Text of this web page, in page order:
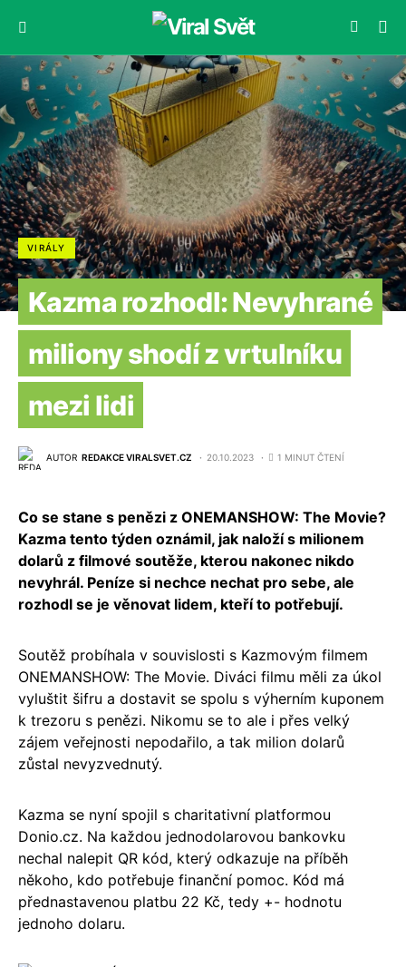
VIRÁLY
Kazma rozhodl: Nevyhrané
miliony shodí z vrtulníku
mezi lidi
AUTOR REDAKCE VIRALSVET.CZ 20.10.2023 1 MINUT ČTENÍ
Co se stane s penězi z ONEMANSHOW: The Movie?
Kazma tento týden oznámil, jak naloží s milionem
dolarů z filmové soutěže, kterou nakonec nikdo
nevyhrál. Peníze si nechce nechat pro sebe, ale
rozhodl se je věnovat lidem, kteří to potřebují.
Soutěž probíhala v souvislosti s Kazmovým filmem
ONEMANSHOW: The Movie. Diváci filmu měli za úkol
vyluštit šifru a dostavit se spolu s výherním kuponem
k trezoru s penězi. Nikomu se to ale i přes velký
zájem veřejnosti nepodařilo, a tak milion dolarů
zůstal nevyzvednutý.
Kazma se nyní spojil s charitativní platformou
Donio.cz. Na každou jednodolarovou bankovku
nechal nalepit QR kód, který odkazuje na příběh
někoho, kdo potřebuje finanční pomoc. Kód má
přednastavenou platbu 22 Kč, tedy +- hodnotu
jednoho dolaru.